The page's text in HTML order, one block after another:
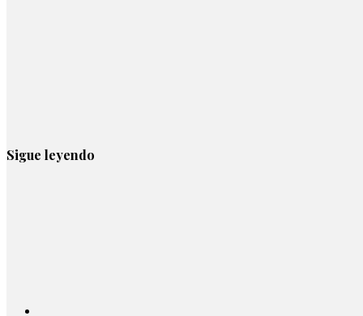
Sigue leyendo